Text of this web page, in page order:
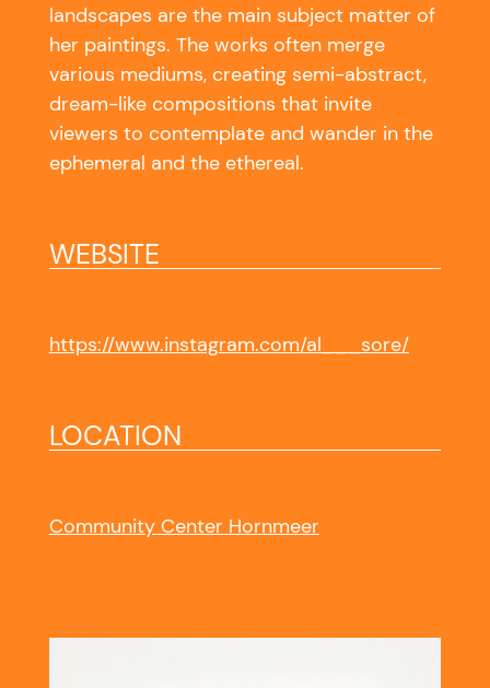
landscapes are the main subject matter of
her paintings. The works often merge
various mediums, creating semi-abstract,
dream-like compositions that invite
viewers to contemplate and wander in the
ephemeral and the ethereal.
WEBSITE
https://www.instagram.com/al___sore/
LOCATION
Community Center Hornmeer